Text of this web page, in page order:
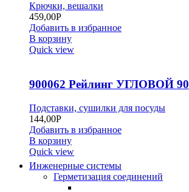
Крючки, вешалки
459,00Р
Добавить в избранное
В корзину
Quick view
900062 Рейлинг УГЛОВОЙ 90
Подставки, сушилки для посуды
144,00Р
Добавить в избранное
В корзину
Quick view
Инженерные системы
Герметизация соединений